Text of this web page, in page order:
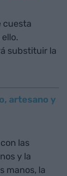
cuesta
substituir la
artesano y
las
y la
manos, la